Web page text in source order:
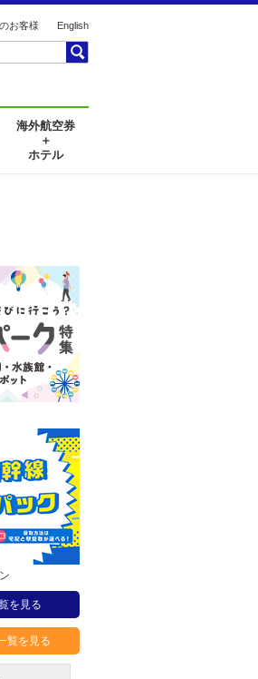
お客様 English
海外航空券
＋
ホテル
を見る
覧を見る